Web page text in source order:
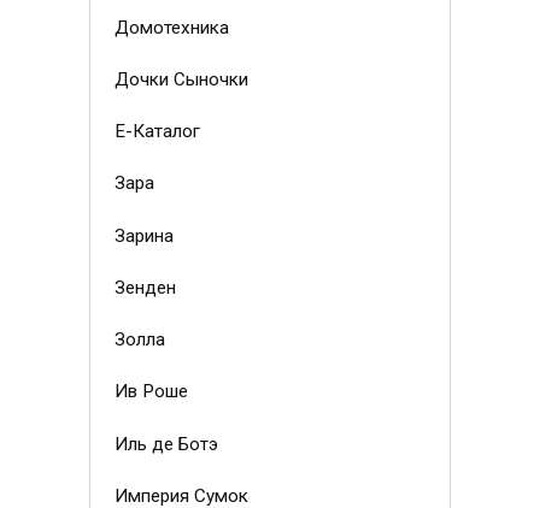
Домотехника
Дочки Сыночки
Е-Каталог
Зара
Зарина
Зенден
Золла
Ив Роше
Иль де Ботэ
Империя Сумок